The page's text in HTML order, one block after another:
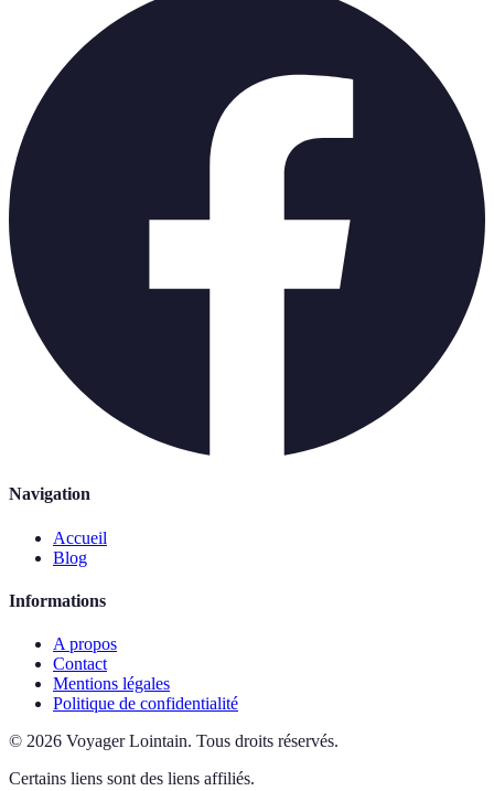
Navigation
Accueil
Blog
Informations
A propos
Contact
Mentions légales
Politique de confidentialité
© 2026 Voyager Lointain. Tous droits réservés.
Certains liens sont des liens affiliés.